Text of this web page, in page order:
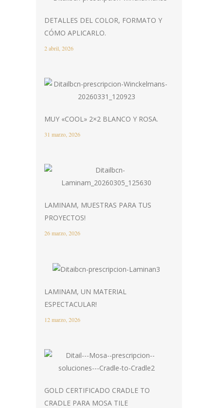
DETALLES DEL COLOR, FORMATO Y
CÓMO APLICARLO.
2 abril, 2026
MUY «COOL» 2×2 BLANCO Y ROSA.
31 marzo, 2026
LAMINAM, MUESTRAS PARA TUS
PROYECTOS!
26 marzo, 2026
LAMINAM, UN MATERIAL
ESPECTACULAR!
12 marzo, 2026
GOLD CERTIFICADO CRADLE TO
CRADLE PARA MOSA TILE